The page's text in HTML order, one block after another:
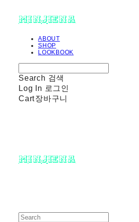
minjiena
ABOUT
SHOP
LOOKBOOK
Search 검색
Log In 로그인
Cart장바구니
minjiena